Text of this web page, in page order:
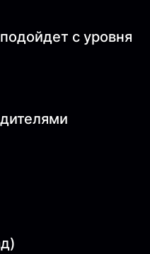
с уровня